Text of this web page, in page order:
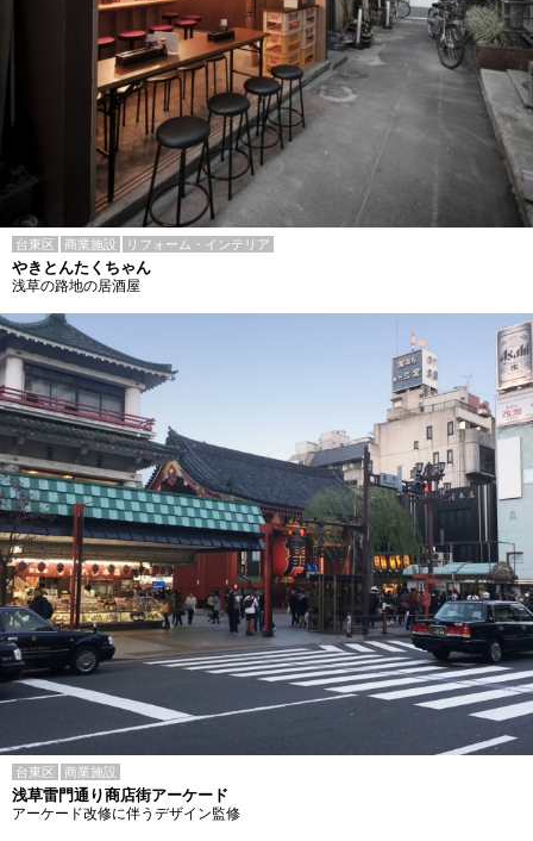
台東区 商業施設 リフォーム・インテリア
やきとんたくちゃん
浅草の路地の居酒屋
台東区 商業施設
浅草雷門通り商店街アーケード
アーケード改修に伴うデザイン監修